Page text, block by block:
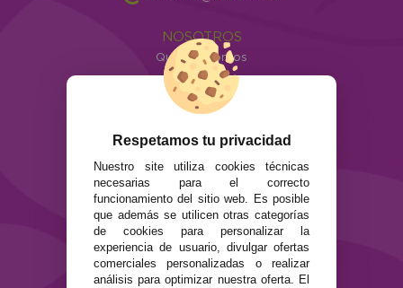
NOSOTROS
Quiénes somos
Info
ATENCIÓN AL CLIENTE
Envíos y devoluciones
Preguntas Frecuentes
Contacto
SEGURIDAD Y PRIVACIDAD
Términos y condiciones de uso
Política de privacidad
Respetamos tu privacidad
Nuestro site utiliza cookies técnicas
necesarias para el correcto
funcionamiento del sitio web. Es posible
que además se utilicen otras categorías
de cookies para personalizar la
experiencia de usuario, divulgar ofertas
comerciales personalizadas o realizar
análisis para optimizar nuestra oferta. El